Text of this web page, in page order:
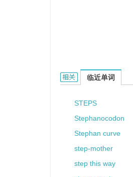
stepway的相关资料：
临近单词
STEPS
Stephanocodon
Stephan curve
step-mother
step this way